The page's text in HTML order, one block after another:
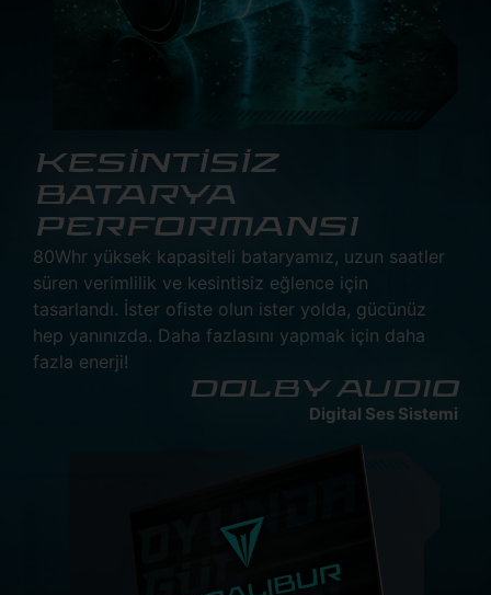
KESİNTİSİZ
BATARYA
PERFORMANSI
80Whr yüksek kapasiteli bataryamız, uzun saatler
süren verimlilik ve kesintisiz eğlence için
tasarlandı. İster ofiste olun ister yolda, gücünüz
hep yanınızda. Daha fazlasını yapmak için daha
fazla enerji!
DOLBY AUDIO
Digital Ses Sistemi